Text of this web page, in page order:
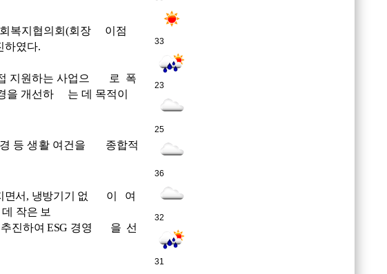
복지협의회 (회장 이점
하였다.
접 지원하는 사업으 로 폭
을 개선하 는 데 목적이
경 등 생활 여건을 종합적
면서 , 냉방기기 없 이 여
작은 보
추진하여ESG 경영 을 선
33
23
25
36
32
31